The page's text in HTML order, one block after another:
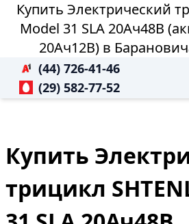
Купить Электрический
Model 31 SLA 20Ач48В
20Ач12В) в
(44) 726-41-46
(29) 582-77-52
Купить
трицикл